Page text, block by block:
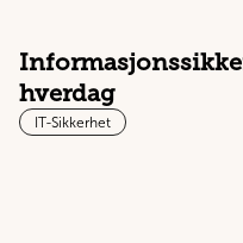
hverdag
IT-Sikkerhet